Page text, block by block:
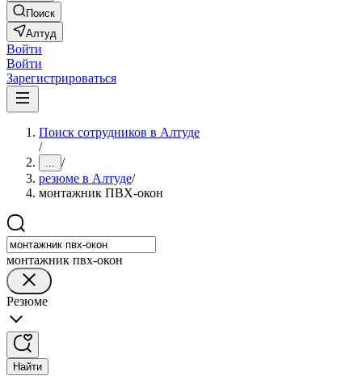
Поиск
Алтуд
Войти
Войти
Зарегистрироваться
Поиск сотрудников в Алтуде
/
... /
резюме в Алтуде/
монтажник ПВХ-окон
монтажник пвх-окон
Резюме
Найти